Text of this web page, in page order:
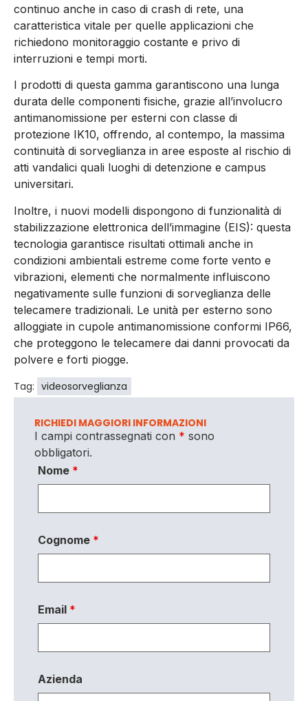
continuo anche in caso di crash di rete, una
caratteristica vitale per quelle applicazioni che
richiedono monitoraggio costante e privo di
interruzioni e tempi morti.
I prodotti di questa gamma garantiscono una lunga
durata delle componenti fisiche, grazie all’involucro
antimanomissione per esterni con classe di
protezione IK10, offrendo, al contempo, la massima
continuità di sorveglianza in aree esposte al rischio di
atti vandalici quali luoghi di detenzione e campus
universitari.
Inoltre, i nuovi modelli dispongono di funzionalità di
stabilizzazione elettronica dell’immagine (EIS): questa
tecnologia garantisce risultati ottimali anche in
condizioni ambientali estreme come forte vento e
vibrazioni, elementi che normalmente influiscono
negativamente sulle funzioni di sorveglianza delle
telecamere tradizionali. Le unità per esterno sono
alloggiate in cupole antimanomissione conformi IP66,
che proteggono le telecamere dai danni provocati da
polvere e forti piogge.
Tag: videosorveglianza
RICHIEDI MAGGIORI INFORMAZIONI
I campi contrassegnati con * sono
obbligatori.
Nome *
Cognome *
Email *
Azienda